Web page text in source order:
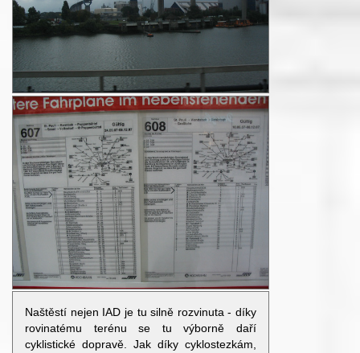
Naštěstí nejen IAD je tu silně rozvinuta - díky
rovinatému terénu se tu výborně daří
cyklistické dopravě. Jak díky cyklostezkám,